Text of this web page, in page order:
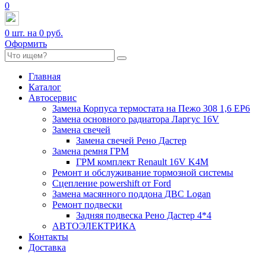
0
0 шт. на 0 руб.
Оформить
Главная
Каталог
Автосервис
Замена Корпуса термостата на Пежо 308 1,6 EP6
Замена основного радиатора Ларгус 16V
Замена свечей
Замена свечей Рено Дастер
Замена ремня ГРМ
ГРМ комплект Renault 16V K4M
Ремонт и обслуживание тормозной системы
Сцепление powershift от Ford
Замена масянного поддона ДВС Logan
Ремонт подвески
Задняя подвеска Рено Дастер 4*4
АВТОЭЛЕКТРИКА
Контакты
Доставка